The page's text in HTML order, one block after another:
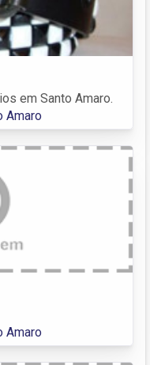
em Santo Amaro.
Amaro
Amaro